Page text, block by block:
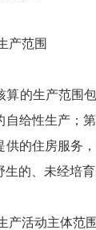
范围
生产范围包
自给性生产；
供的住房服务
生的、未经培
活动主体范围